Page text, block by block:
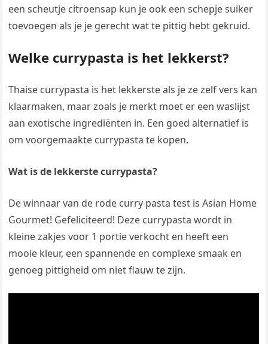
een scheutje citroensap kun je ook een schepje suiker
toevoegen als je je gerecht wat te pittig hebt gekruid.
Welke currypasta is het lekkerst?
Thaise currypasta is het lekkerste als je ze zelf vers kan
klaarmaken, maar zoals je merkt moet er een waslijst
aan exotische ingrediënten in. Een goed alternatief is
om voorgemaakte currypasta te kopen.
Wat is de lekkerste currypasta?
De winnaar van de rode curry pasta test is Asian Home
Gourmet! Gefeliciteerd! Deze currypasta wordt in
kleine zakjes voor 1 portie verkocht en heeft een
mooie kleur, een spannende en complexe smaak en
genoeg pittigheid om niet flauw te zijn.